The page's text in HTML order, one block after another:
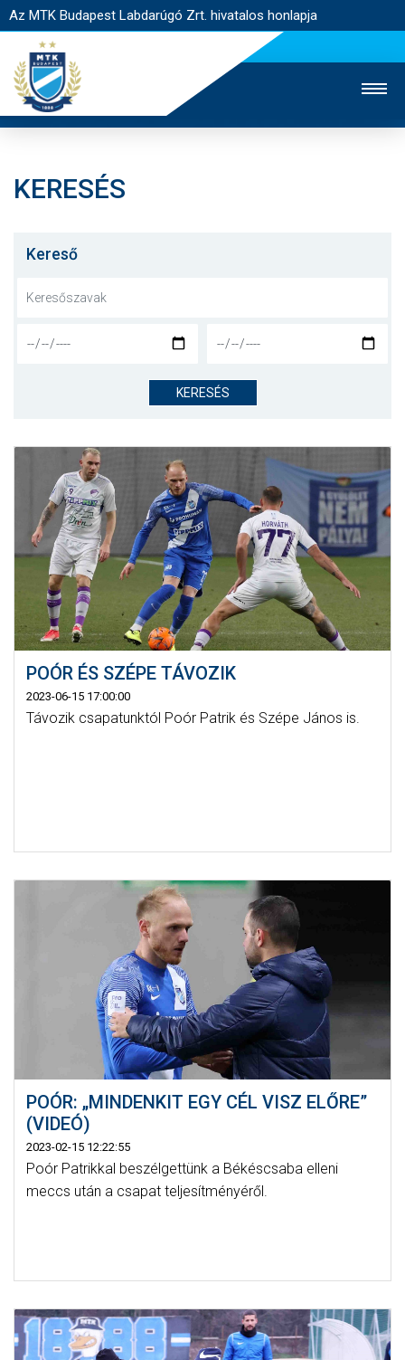
Az MTK Budapest Labdarúgó Zrt. hivatalos honlapja
JEGYÉRTÉKESÍTÉS
NYITÓLAP
CSAPATOK
KLUB
GALÉRIA
SZURKOLÓI ÉLMÉNYEK
AKKREDITÁCIÓ
KERESÉS
Kereső
KERESÉS
POÓR ÉS SZÉPE TÁVOZIK
2023-06-15 17:00:00
Távozik csapatunktól Poór Patrik és Szépe János is.
POÓR: „MINDENKIT EGY CÉL VISZ ELŐRE”
(VIDEÓ)
2023-02-15 12:22:55
Poór Patrikkal beszélgettünk a Békéscsaba elleni
meccs után a csapat teljesítményéről.